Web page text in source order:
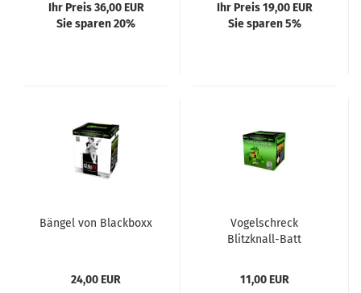
Ihr Preis 36,00 EUR
Sie sparen 20%
Ihr Preis 19,00 EUR
Sie sparen 5%
Bängel von Blackboxx
24,00 EUR
Vogelschreck
Blitzknall-Batt
11,00 EUR